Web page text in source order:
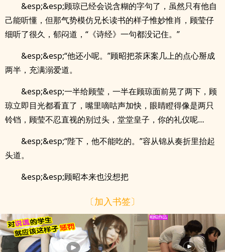
&esp;&esp;顾琼已经会说含糊的字句了，虽然只有他自
己能听懂，但那气势模仿兄长读书的样子惟妙惟肖，顾莹仔
细听了很久，郁闷道，“《诗经》一句都没记住。”
&esp;&esp;“他还小呢。”顾昭把茶床案几上的点心掰成
两半，充满溺爱道。
&esp;&esp;一半给顾莹，一半在顾琼面前晃了两下，顾
琼立即目光都看直了，嘴里嘀咕声加快，眼睛瞪得像是两只
铃铛，顾莹不忍直视的别过头，堂堂皇子，你的礼仪呢…
&esp;&esp;“陛下，他不能吃的。”容从锦从奏折里抬起
头道。
&esp;&esp;顾昭本来也没想把
〔加入书签〕